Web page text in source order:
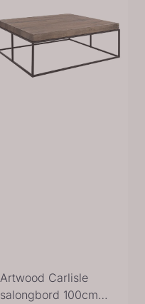
Artwood Carlisle
salongbord 100cm